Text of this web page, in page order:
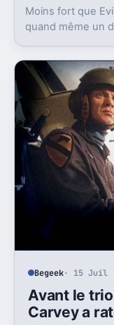
Moins fort que
quand même un
Begeek· 15 Juil
Avant le
Carvey a